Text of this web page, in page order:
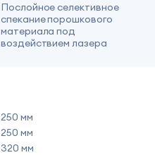
Послойное селективное
спекание порошкового
материала под
воздействием лазера
250 мм
250 мм
320 мм